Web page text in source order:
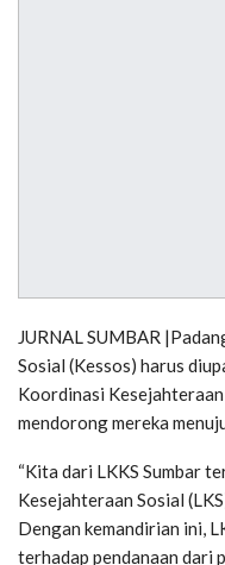
JURNAL SUMBAR
Sosial (Kessos) harus
Koordinasi
mendorong mereka
“Kita dari LKKS Sumbar
Kesejahteraan Sosial
Dengan kemandirian ini,
terhadap pendanaan dari